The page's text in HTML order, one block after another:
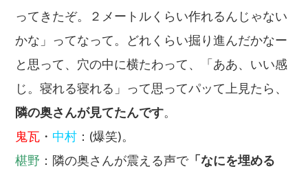
ってきたぞ。２メートルくらい作れるんじゃない
かな」ってなって。どれくらい掘り進んだかなー
と思って、穴の中に横たわって、「ああ、いい感
じ。寝れる寝れる」って思ってパッて上見たら、
隣の奥さんが見てたんです。
鬼瓦 ・ 中村 ：(爆笑)。
椹野 ：隣の奥さんが震える声で「なにを埋める